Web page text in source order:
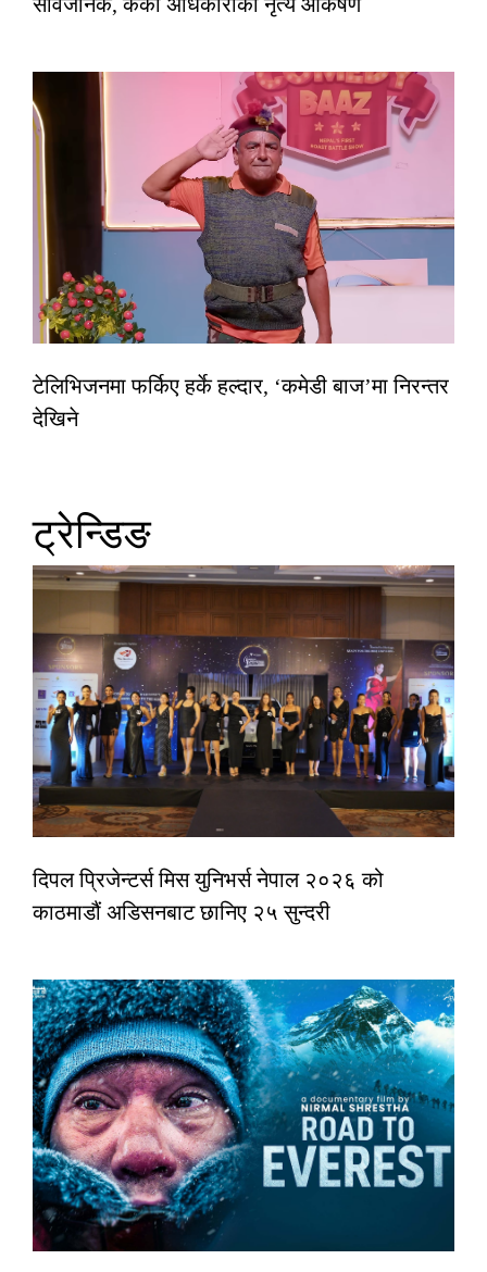
टेलिभिजनमा फर्किए हर्के हल्दार, ‘कमेडी बाज’मा निरन्तर
देखिने
ट्रेन्डिङ
दिपल प्रिजेन्टर्स मिस युनिभर्स नेपाल २०२६ को
काठमाडौं अडिसनबाट छानिए २५ सुन्दरी